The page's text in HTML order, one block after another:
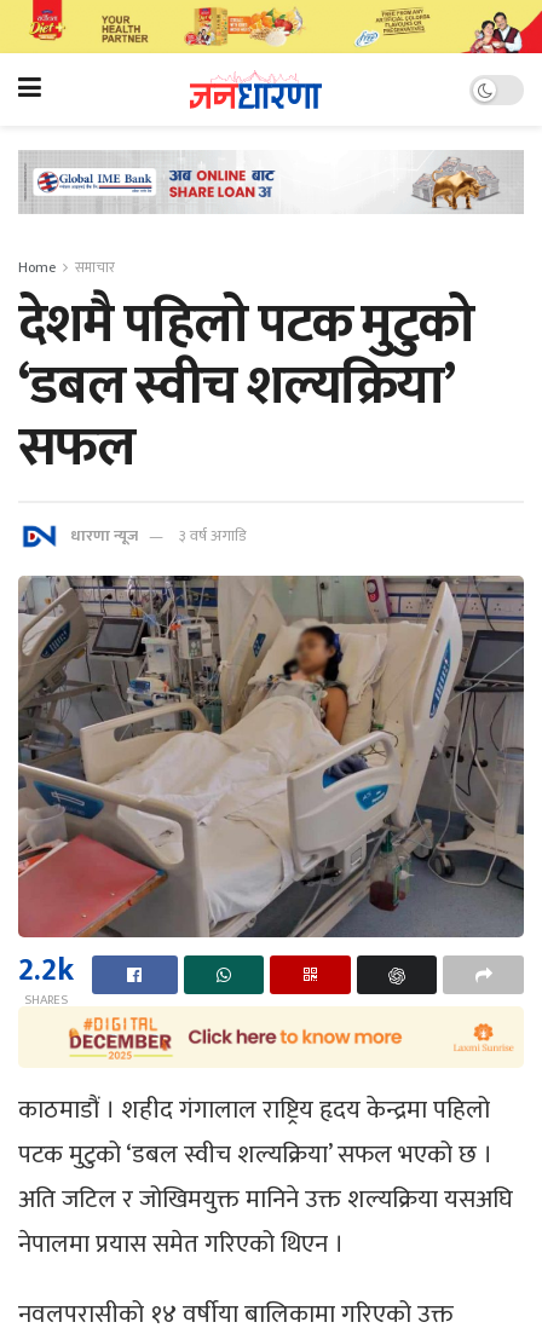
Home समाचार
देशमै पहिलाे पटक मुटुको
‘डबल स्वीच शल्यक्रिया’
सफल
धारणा न्यूज ३ वर्ष अगाडि
2.2k
SHARES
काठमाडौं । शहीद गंगालाल राष्ट्रिय हृदय केन्द्रमा पहिलो
पटक मुटुको ‘डबल स्वीच शल्यक्रिया’ सफल भएको छ ।
अति जटिल र जोखिमयुक्त मानिने उक्त शल्यक्रिया यसअघि
नेपालमा प्रयास समेत गरिएको थिएन ।
नवलपरासीको १४ वर्षीया बालिकामा गरिएको उक्त